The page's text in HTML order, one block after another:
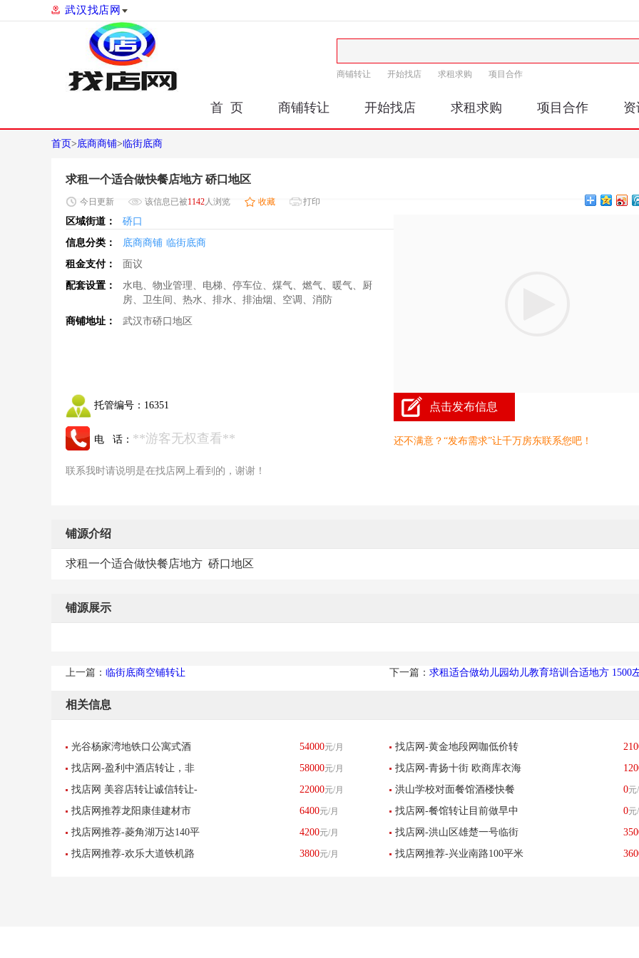
武汉找店网
商铺转让 开始找店 求租求购 项目合作
首 页 商铺转让 开始找店 求租求购 项目合作 资
首页>底商商铺>临街底商
求租一个适合做快餐店地方 硚口地区
今日 更新 该信息已被1142人浏览 收藏 打印
区域街道：
硚口
信息分类：
底商商铺 临街底商
租金支付：
面议
配套设置：
水电、物业管理、电梯、停车位、煤气、燃气、暖气、厨
房、卫生间、热水、排水、排油烟、空调、消防
商铺地址：
武汉市硚口地区
托管编号： 16351
电 话： **游客无权查看**
联系我时请说明是在找店网上看到的，谢谢！
点击发布信息
还不满意？“发布需求”让千万房东联系您吧！
铺源介绍
求租一个适合做快餐店地方 硚口地区
铺源展示
上一篇： 临街底商空铺转让 下一篇： 求租适合做幼儿园幼儿教育培训合适地方 1500
相关信息
光谷杨家湾地铁口公寓式酒
店诚心转让可上门考察
54000元/月 找店网-黄金地段网咖低价转
让整转空转合伙开都行
找店网-盈利中酒店转让，非
诚勿扰，
58000元/月 找店网-青扬十街 欧商库衣海
淘馆 生意转让
找店网 美容店转让诚信转让-
已转让
22000元/月 洪山学校对面餐馆酒楼快餐
店小吃店餐馆饭店转让
0元
找店网推荐龙阳康佳建材市
场橱柜店优惠转让已转让
6400元/月 找店网-餐馆转让目前做早中
晚
0元
找店网推荐-菱角湖万达140平
米棋牌室急转-已转让
4200元/月 找店网-洪山区雄楚一号临街
火锅店转让
找店网推荐-欢乐大道铁机路
3800元/月 找店网推荐-兴业南路100平米